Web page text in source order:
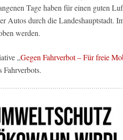
Tage haben für einen guten
Autos durch die Landeshauptstadt.
werden.
„Gegen Fahrverbot – Für freie
Fahrverbots.